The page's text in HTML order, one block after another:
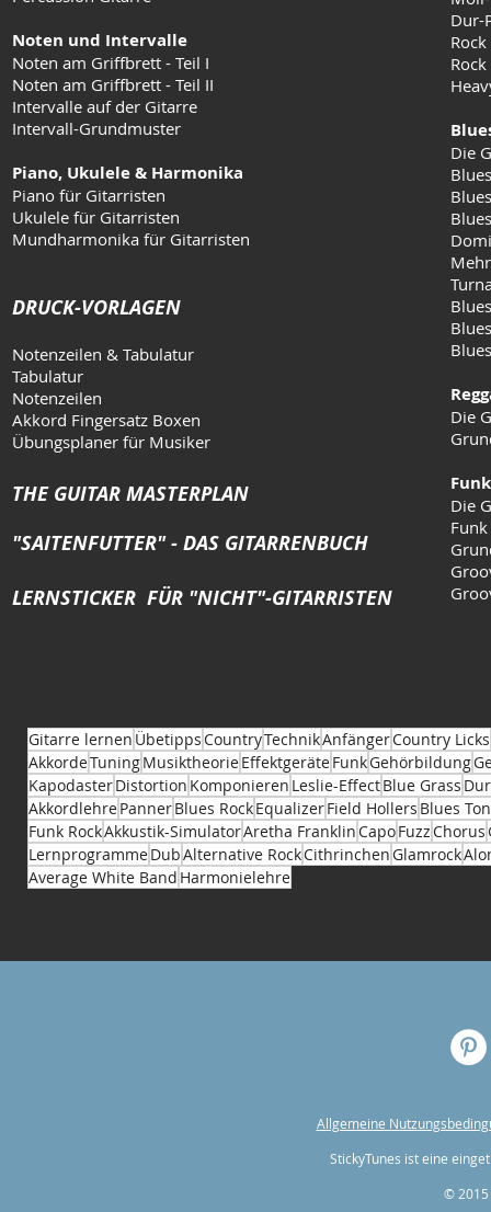
Noten und Intervalle
Noten am Griffbrett - Teil I
Noten am Griffbrett - Teil II
Intervalle auf der Gitarre
Intervall-Grundmuster
Piano, Ukulele & Harmonika
Piano für Gitarristen
Ukulele für Gitarristen
Mundharmonika für Gitarristen
DRUCK-VORLAGEN
Notenzeilen & Tabulatur
Tabulatur
Notenzeilen
Akkord Fingersatz Boxen
Übungsplaner für Musiker
THE GUITAR MASTERPLAN
"SAITENFUTTER" - DAS GITARRENBUCH
LERNSTICKER FÜR "NICHT"-GITARRISTEN
Dur-
Die
Die
Die
Gitarre lernen ÜbetippsCountryTechnikAnfängerCountry Licks
AkkordeTuningMusiktheorieEffektgeräteFunkGehörbildung
KapodasterDistortion Komponieren Leslie-EffectBlue Grass
AkkordlehrePannerBlues RockEqualizerField Hollers Blues
Funk RockAkkustik-SimulatorAretha FranklinCapoFuzzChorus
LernprogrammeDubAlternative RockCithrinchenGlamrock
Average White Band Harmonielehre
Allgemeine
StickyTunes ist eine
©